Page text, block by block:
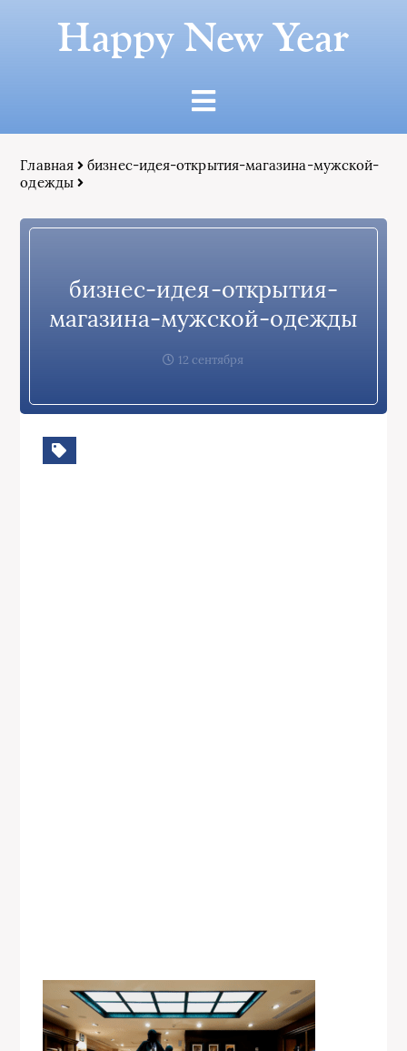
Happy New Year
Главная
бизнес-идея-открытия-магазина-мужской-
одежды
бизнес-идея-открытия-
магазина-мужской-одежды
12 сентября